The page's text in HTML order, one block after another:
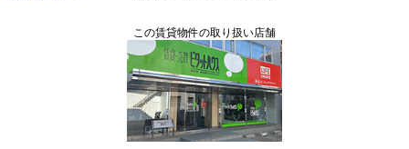
この賃貸物件の取り扱い店舗